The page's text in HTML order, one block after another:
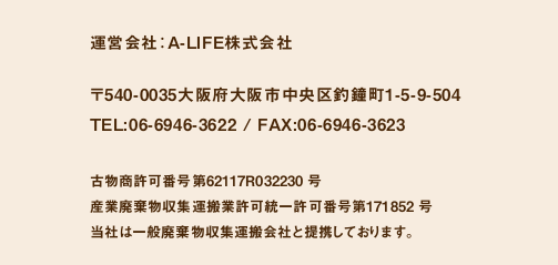
運営会社： A-LIFE株式会社
〒540-0035大阪府大阪市中央区釣鐘町1-5-9-504
TEL:06-6946-3622 / FAX:06-6946-3623
古物商許可番号第62117R032230 号
産業廃棄物収集運搬業許可統一許可番号第171852 号
当社は一般廃棄物収集運搬会社と提携しております。